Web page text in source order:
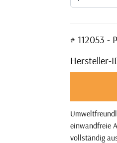
# 112053 -
Hersteller-
einwandfreie
vollständig